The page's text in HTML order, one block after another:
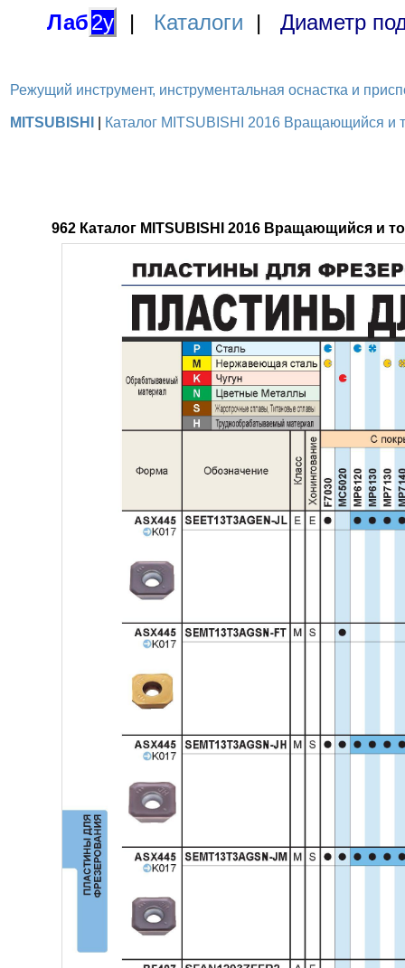
Лаб2у | Каталоги | Диаметр
Режущий инструмент, инструментальная оснастка и
MITSUBISHI Каталог MITSUBISHI 2016 Вращающийся и
962 Каталог MITSUBISHI 2016 Вращающийся и